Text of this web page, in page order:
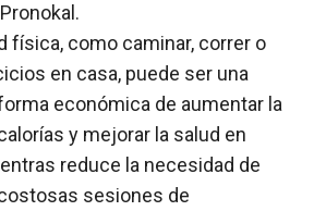
física, como caminar, correr o
en casa, puede ser una
económica de aumentar la
y mejorar la salud en
reduce la necesidad de
sesiones de